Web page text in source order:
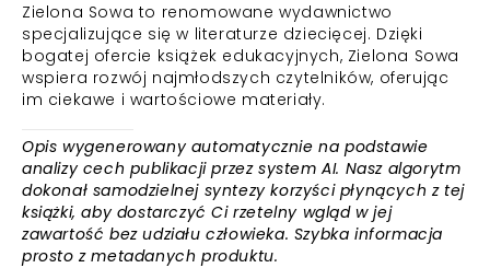
Zielona Sowa to renomowane wydawnictwo
specjalizujące się w literaturze dziecięcej. Dzięki
bogatej ofercie książek edukacyjnych, Zielona Sowa
wspiera rozwój najmłodszych czytelników, oferując
im ciekawe i wartościowe materiały.
Opis wygenerowany automatycznie na podstawie
analizy cech publikacji przez system AI. Nasz algorytm
dokonał samodzielnej syntezy korzyści płynących z tej
książki, aby dostarczyć Ci rzetelny wgląd w jej
zawartość bez udziału człowieka. Szybka informacja
prosto z metadanych produktu.